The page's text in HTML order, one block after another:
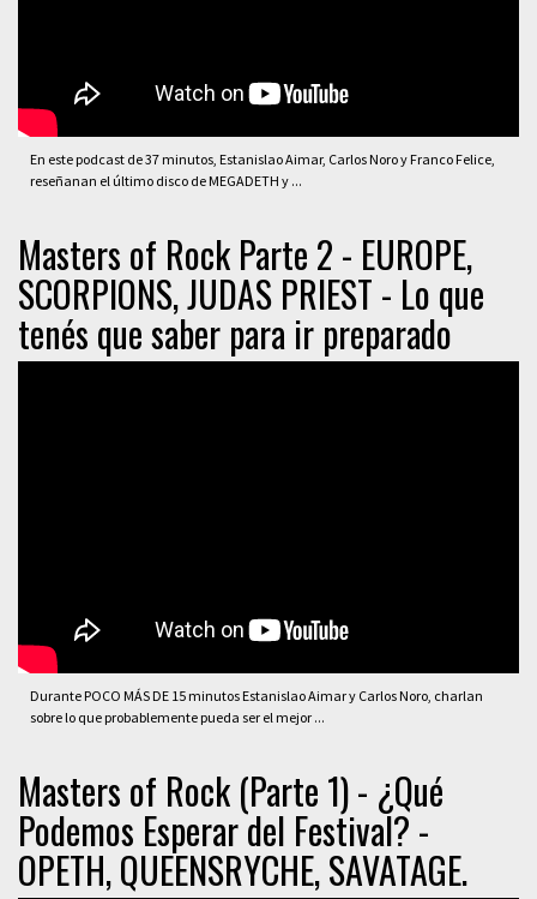
En este podcast de 37 minutos, Estanislao Aimar, Carlos Noro y Franco Felice,
reseñanan el último disco de MEGADETH y ...
Masters of Rock Parte 2 - EUROPE,
SCORPIONS, JUDAS PRIEST - Lo que
tenés que saber para ir preparado
Durante POCO MÁS DE 15 minutos Estanislao Aimar y Carlos Noro, charlan
sobre lo que probablemente pueda ser el mejor ...
Masters of Rock (Parte 1) - ¿Qué
Podemos Esperar del Festival? -
OPETH, QUEENSRYCHE, SAVATAGE.